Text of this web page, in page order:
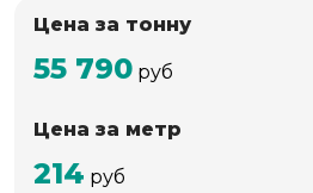
Цена за тонну
55 790 руб
Цена за метр
214 руб